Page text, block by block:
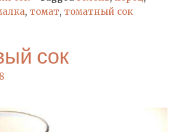
,томат,томатный сок
сок